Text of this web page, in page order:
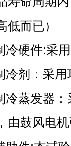
低而已）
冷硬件:采用
冷剂：
冷蒸发器
，由鼓风电机